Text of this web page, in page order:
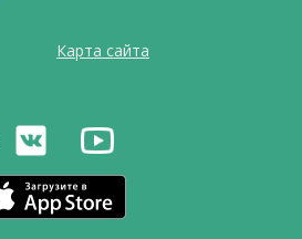
Карта сайта